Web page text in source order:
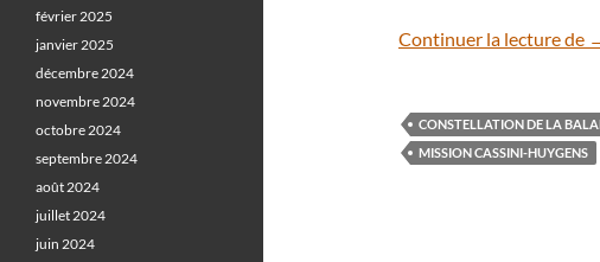
Continuer la lecture de
CONSTELLATION DE LA
MISSION CASSINI-HUYGENS
février 2025
janvier 2025
décembre 2024
novembre 2024
octobre 2024
septembre 2024
août 2024
juillet 2024
juin 2024